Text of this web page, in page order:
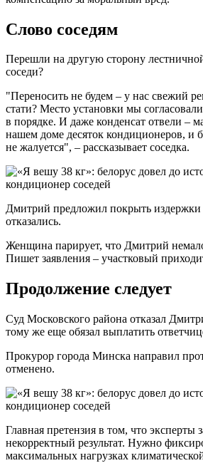
Слово соседям
Перешли на другую сторону
соседи?
"Переносить не будем – у нас свежий
стати? Место установки мы
в порядке. И даже конденсат отвели –
нашем доме десяток кондиционеров, и
не жалуется", – рассказывает соседка.
Дмитрий предложил покрыть издержки
отказались.
Женщина парирует, что Дмитрий
Пишет заявления – участковый
Продолжение следует
Суд Московского района отказал
тому же еще обязал выплатить
Прокурор города Минска направил
отменено.
Главная претензия в том, что
некорректный результат. Нужно
максимальных нагрузках